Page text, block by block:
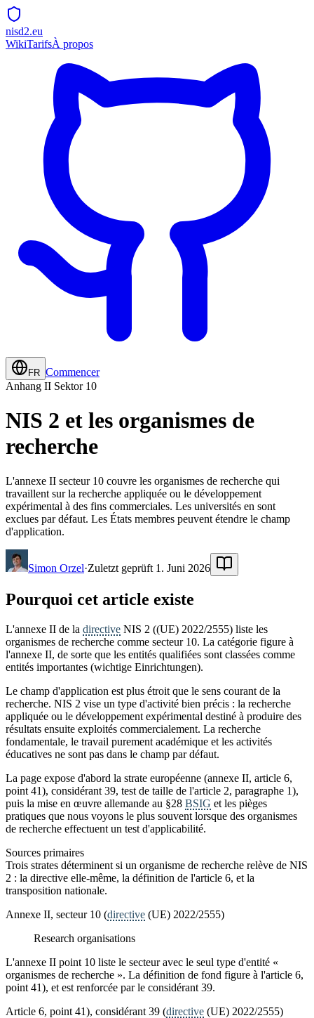
nisd2.eu
WikiTarifsÀ propos
FR Commencer
Anhang II Sektor 10
NIS 2 et les organismes de
recherche
L'annexe II secteur 10 couvre les organismes de recherche qui
travaillent sur la recherche appliquée ou le développement
expérimental à des fins commerciales. Les universités en sont
exclues par défaut. Les États membres peuvent étendre le champ
d'application.
Simon Orzel·Zuletzt geprüft 1. Juni 2026
Pourquoi cet article existe
L'annexe II de la directive NIS 2 ((UE) 2022/2555) liste les
organismes de recherche comme secteur 10. La catégorie figure à
l'annexe II, de sorte que les entités qualifiées sont classées comme
entités importantes (wichtige Einrichtungen).
Le champ d'application est plus étroit que le sens courant de la
recherche. NIS 2 vise un type d'activité bien précis : la recherche
appliquée ou le développement expérimental destiné à produire des
résultats ensuite exploités commercialement. La recherche
fondamentale, le travail purement académique et les activités
éducatives ne sont pas dans le champ par défaut.
La page expose d'abord la strate européenne (annexe II, article 6,
point 41), considérant 39, test de taille de l'article 2, paragraphe 1),
puis la mise en œuvre allemande au §28 BSIG et les pièges
pratiques que nous voyons le plus souvent lorsque des organismes
de recherche effectuent un test d'applicabilité.
Sources primaires
Trois strates déterminent si un organisme de recherche relève de NIS
2 : la directive elle-même, la définition de l'article 6, et la
transposition nationale.
Annexe II, secteur 10 (directive (UE) 2022/2555)
Research organisations
L'annexe II point 10 liste le secteur avec le seul type d'entité «
organismes de recherche ». La définition de fond figure à l'article 6,
point 41), et est renforcée par le considérant 39.
Article 6, point 41), considérant 39 (directive (UE) 2022/2555)